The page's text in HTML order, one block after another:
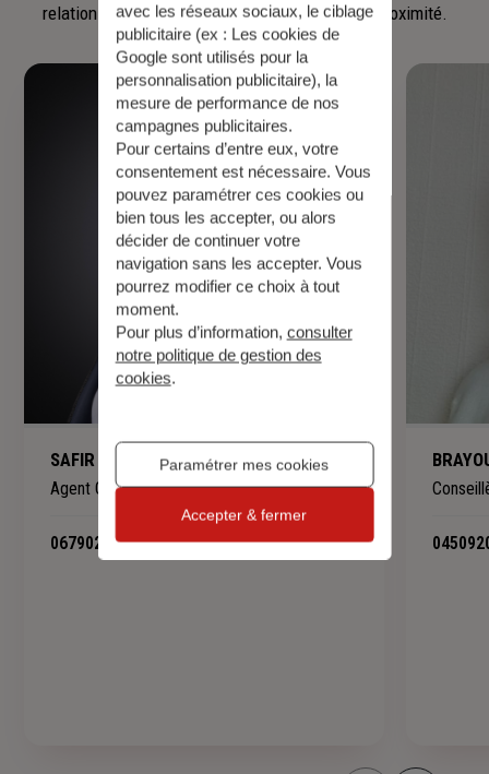
relation fondée sur l’écoute, la confiance et la proximité.
SAFIR Sofia
Agent Général d'Assurances
0679022928-
avec les réseaux sociaux, le ciblage
publicitaire (ex : Les cookies de
Google sont utilisés pour la
personnalisation publicitaire), la
mesure de performance de nos
campagnes publicitaires.
Pour certains d’entre eux, votre
consentement est nécessaire. Vous
pouvez paramétrer ces cookies ou
bien tous les accepter, ou alors
décider de continuer votre
navigation sans les accepter. Vous
pourrez modifier ce choix à tout
moment.
Pour plus d’information, consulter
notre politique de gestion des
cookies.
Paramétrer mes cookies
Accepter & fermer